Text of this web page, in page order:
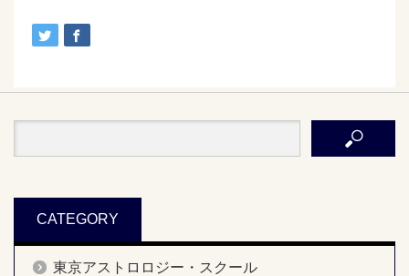
CATEGORY
東京アストロロジー・スクール